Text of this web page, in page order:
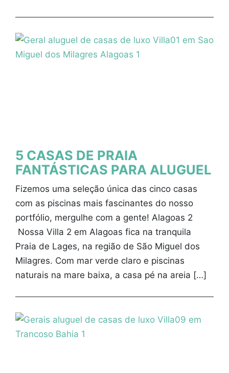
5 CASAS DE PRAIA
FANTÁSTICAS PARA ALUGUEL
Fizemos uma seleção única das cinco casas
com as piscinas mais fascinantes do nosso
portfólio, mergulhe com a gente! Alagoas 2
Nossa Villa 2 em Alagoas fica na tranquila
Praia de Lages, na região de São Miguel dos
Milagres. Com mar verde claro e piscinas
naturais na mare baixa, a casa pé na areia […]